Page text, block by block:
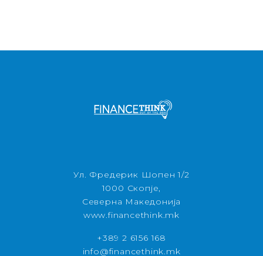
Ул. Фредерик Шопен 1/2
1000 Скопје,
Северна Македонија
www.financethink.mk
+389 2 6156 168
info@financethink.mk